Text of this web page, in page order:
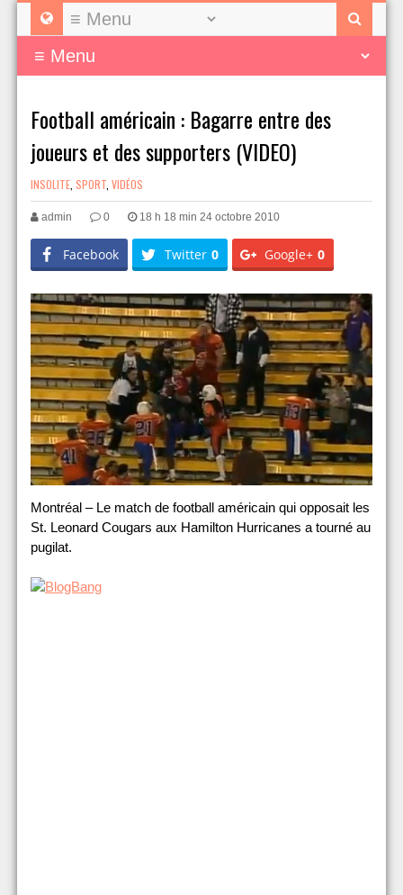
Football américain : Bagarre entre des
joueurs et des supporters (VIDEO)
INSOLITE SPORT VIDÉOS
admin 0 18 h 18 min 24 octobre 2010
Facebook Twitter 0 Google+ 0
Montréal – Le match de football américain qui opposait les
St. Leonard Cougars aux Hamilton Hurricanes a tourné au
pugilat.